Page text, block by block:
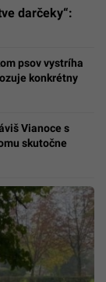
darčeky“:
psov vystríha
konkrétny
Vianoce s
skutočne